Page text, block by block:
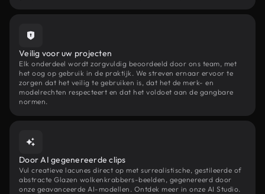
Veilig voor uw projecten
Elk onderdeel wordt zorgvuldig beoordeeld door ons team, met
het oog op gebruik in de praktijk. We streven ernaar ervoor te
zorgen dat het veilig te gebruiken is, dat het de merk- en
modelrechten respecteert en dat het voldoet aan de gangbare
normen.
Door AI gegenereerde clips
Vul creatieve lacunes direct op met surrealistische, gestileerde of
abstracte Glazen wolkenkrabbers-beelden, gegenereerd door
onze geavanceerde AI-modellen. Ontdek meer in onze AI Studio.